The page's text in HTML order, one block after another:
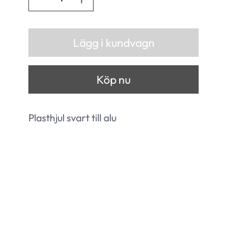
Lägg i kundvagn
Köp nu
Plasthjul svart till alu